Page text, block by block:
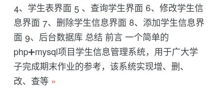
4、学生表界面 5 、查询学生界面 6、修改学生信
息界面 7、删除学生信息界面 8、添加学生信息界
面 9、后台数据库 总结 前言 一个简单的
php➕mysql项目学生信息管理系统，用于广大学
子完成期末作业的参考，该系统实现增、删、
改、查等 »